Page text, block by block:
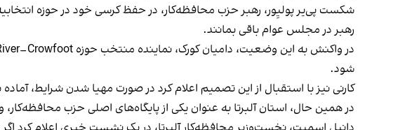
شکست پی‌یر پولیِور، رهبر حزب محافظه‌کار، در حفظ کرسی خود در حوزه
رهبر در مجلس عوام باقی بمانند.
شود.
کارنی نیز با استقبال از این تصمیم اعلام کرد در صورت مهیا شدن شرایط، آماده
در همین حال، استان آلبرتا به عنوان یکی از پایگاه‌های اصلی حزب